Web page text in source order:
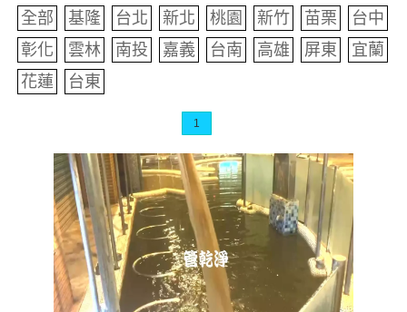
全部 基隆 台北 新北 桃園 新竹 苗栗
台中
彰化
雲林 南投 嘉義 台南 高雄 屏東
宜蘭
花蓮
台東
1